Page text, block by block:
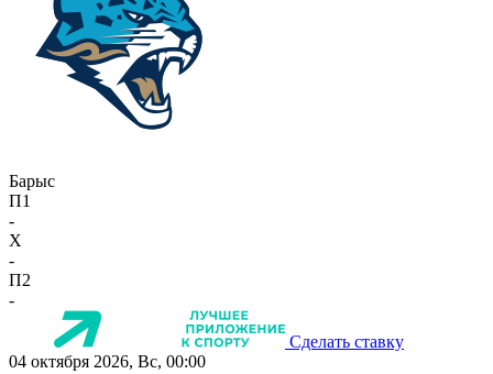
Барыс
П1
-
X
-
П2
-
Сделать ставку
04 октября 2026, Вс, 00:00